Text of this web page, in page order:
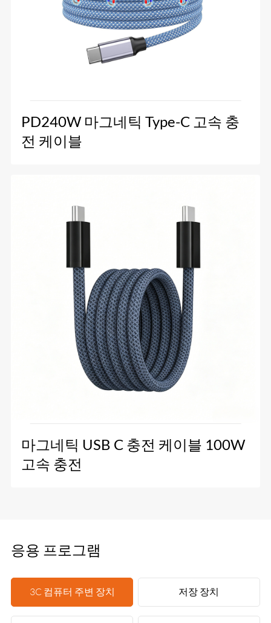
PD240W 마그네틱 Type-C 고속 충
전 케이블
마그네틱 USB C 충전 케이블 100W
고속 충전
응용 프로그램
3C 컴퓨터 주변 장치 저장 장치